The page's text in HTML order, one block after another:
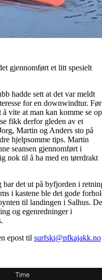
gjennomført et litt spesielt
hadde sett at det var meldt
for en downwindtur. Før
vite at man kan komme se
fikk derfor gleden av et
Martin og Anders sto på
hjelpsomme tips. Martin
seansen gjennomført i
nok til å ha med en tørrdrakt
bar det ut på byfjorden i
i kastene ble det gode
til landingen i Salhus.
og egenredninger i
epost til surfski@pfkajakk.no